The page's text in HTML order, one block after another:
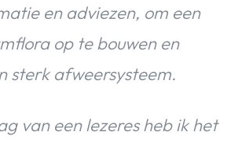
en adviezen, om een
op te bouwen en
sterk afweersysteem.
van een lezeres heb ik het